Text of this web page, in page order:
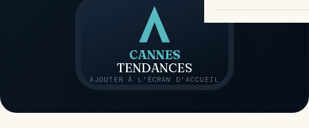
CANNES
TENDANCES
AJOUTER À L'ÉCRAN D'ACCUEIL